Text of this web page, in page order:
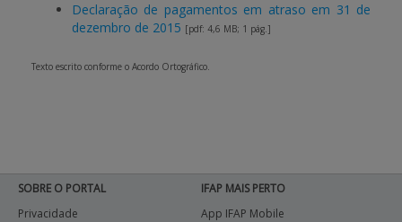
Declaração de pagamentos em atraso em 31 de
dezembro de 2015 [pdf: 4,6 MB; 1 pág.]
Texto escrito conforme o Acordo Ortográfico.
SOBRE O PORTAL
Privacidade
IFAP MAIS PERTO
App IFAP Mobile